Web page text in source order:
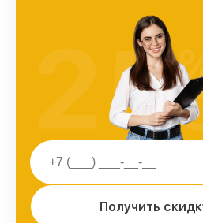
Получить
25